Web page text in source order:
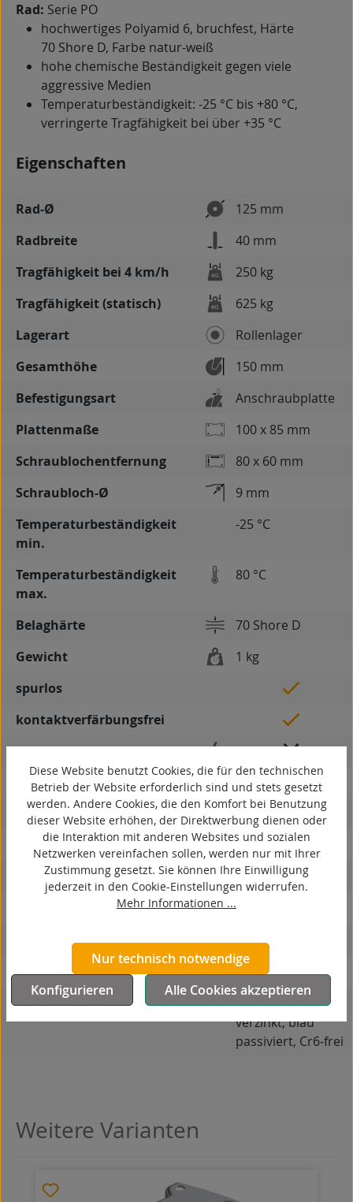
Rad: Serie PO
hochwertiges Polyamid 6, bruchfest, Härte
70 Shore D, Farbe natur-weiß
hohe chemische Beständigkeit gegen viele
aggressive Medien
Temperaturbeständigkeit: -25 °C bis +80 °C,
verringerte Tragfähigkeit bei über +35 °C
Eigenschaften
Rad-Ø
125 mm
Radbreite
40 mm
Tragfähigkeit bei 4 km/h
250 kg
Tragfähigkeit (statisch)
625 kg
Lagerart
Rollenlager
Gesamthöhe
150 mm
Befestigungsart
Anschraubplatte
Plattenmaße
100 x 85 mm
Schraublochentfernung
80 x 60 mm
Schraubloch-Ø
9 mm
Temperaturbeständigkeit
min.
-25 °C
Temperaturbeständigkeit
max.
80 °C
Belaghärte
70 Shore D
Gewicht
1 kg
spurlos
kontaktverfärbungsfrei
antistatisch
ESD
elektrisch leitfähig
korrosionsbeständig
hitzebeständig
autoklaventauglich
Produkttyp
Bockrolle
Material Gehäuse
Stahlblech
Oberfläche Gehäuse
galvanisch
verzinkt, blau
passiviert, Cr6-frei
Produktgalerie überspringen
Weitere Varianten
Diese Website benutzt Cookies, die für den technischen
Betrieb der Website erforderlich sind und stets gesetzt
werden. Andere Cookies, die den Komfort bei Benutzung
dieser Website erhöhen, der Direktwerbung dienen oder
die Interaktion mit anderen Websites und sozialen
Netzwerken vereinfachen sollen, werden nur mit Ihrer
Zustimmung gesetzt. Sie können Ihre Einwilligung
jederzeit in den Cookie-Einstellungen widerrufen.
Mehr Informationen ...
Nur technisch notwendige
Konfigurieren
Alle Cookies akzeptieren